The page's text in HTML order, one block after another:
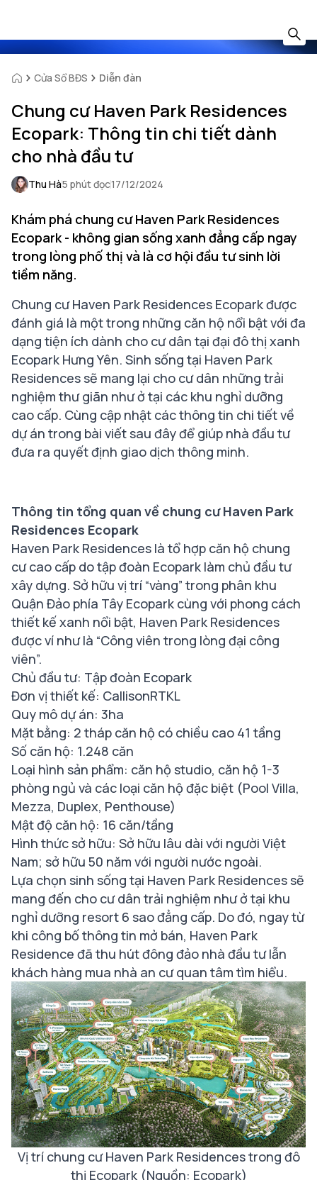
Cửa Sổ BĐS Diễn đàn
Chung cư Haven Park Residences
Ecopark: Thông tin chi tiết dành
cho nhà đầu tư
Thu Hà5 phút đọc17/12/2024
Khám phá chung cư Haven Park Residences
Ecopark - không gian sống xanh đẳng cấp ngay
trong lòng phố thị và là cơ hội đầu tư sinh lời
tiềm năng.
Chung cư Haven Park Residences Ecopark được
đánh giá là một trong những căn hộ nổi bật với đa
dạng tiện ích dành cho cư dân tại đại đô thị xanh
Ecopark Hưng Yên. Sinh sống tại Haven Park
Residences sẽ mang lại cho cư dân những trải
nghiệm thư giãn như ở tại các khu nghỉ dưỡng
cao cấp. Cùng cập nhật các thông tin chi tiết về
dự án trong bài viết sau đây để giúp nhà đầu tư
đưa ra quyết định giao dịch thông minh.
Thông tin tổng quan về chung cư Haven Park
Residences Ecopark
Haven Park Residences là tổ hợp căn hộ chung
cư cao cấp do tập đoàn Ecopark làm chủ đầu tư
xây dựng. Sở hữu vị trí “vàng” trong phân khu
Quận Đảo phía Tây Ecopark cùng với phong cách
thiết kế xanh nổi bật, Haven Park Residences
được ví như là “Công viên trong lòng đại công
viên”.
Chủ đầu tư: Tập đoàn Ecopark
Đơn vị thiết kế: CallisonRTKL
Quy mô dự án: 3ha
Mặt bằng: 2 tháp căn hộ có chiều cao 41 tầng
Số căn hộ: 1.248 căn
Loại hình sản phẩm: căn hộ studio, căn hộ 1-3
phòng ngủ và các loại căn hộ đặc biệt (Pool Villa,
Mezza, Duplex, Penthouse)
Mật độ căn hộ: 16 căn/tầng
Hình thức sở hữu: Sở hữu lâu dài với người Việt
Nam; sở hữu 50 năm với người nước ngoài.
Lựa chọn sinh sống tại Haven Park Residences sẽ
mang đến cho cư dân trải nghiệm như ở tại khu
nghỉ dưỡng resort 6 sao đẳng cấp. Do đó, ngay từ
khi công bố thông tin mở bán, Haven Park
Residence đã thu hút đông đảo nhà đầu tư lẫn
khách hàng mua nhà an cư quan tâm tìm hiểu.
Vị trí chung cư Haven Park Residences trong đô
thị Ecopark (Nguồn: Ecopark)